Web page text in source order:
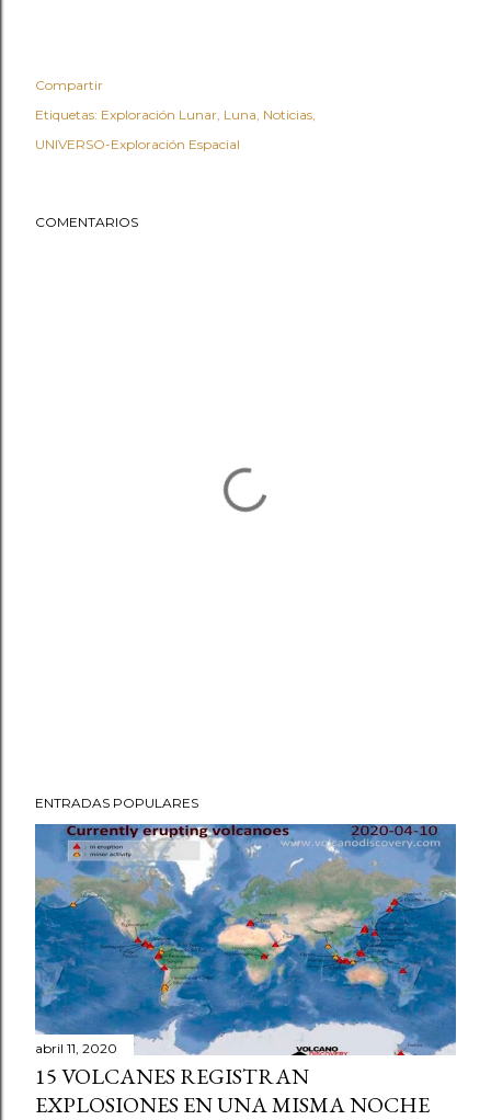
Compartir
Etiquetas: Exploración Lunar Luna Noticias
UNIVERSO-Exploración Espacial
COMENTARIOS
ENTRADAS POPULARES
abril 11, 2020
15 VOLCANES REGISTRAN
EXPLOSIONES EN UNA MISMA NOCHE